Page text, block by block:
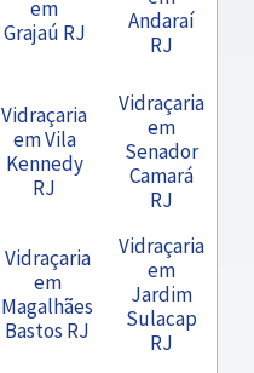
em
Grajaú RJ
Andaraí
RJ
Vidraçaria
em Vila
Kennedy
RJ
Vidraçaria
em
Senador
Camará
RJ
Vidraçaria
em
Magalhães
Bastos RJ
Vidraçaria
em
Jardim
Sulacap
RJ